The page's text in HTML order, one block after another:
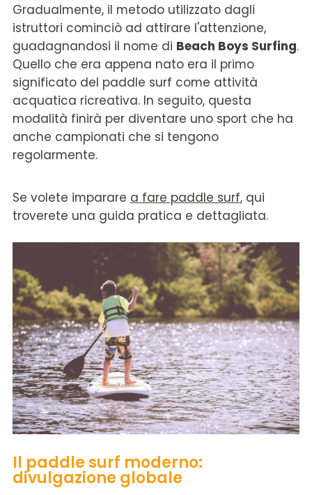
Gradualmente, il metodo utilizzato dagli
istruttori cominciò ad attirare l'attenzione,
guadagnandosi il nome di Beach Boys Surfing.
Quello che era appena nato era il primo
significato del paddle surf come attività
acquatica ricreativa. In seguito, questa
modalità finirà per diventare uno sport che ha
anche campionati che si tengono
regolarmente.
Se volete imparare a fare paddle surf, qui
troverete una guida pratica e dettagliata.
Il paddle surf moderno:
divulgazione globale